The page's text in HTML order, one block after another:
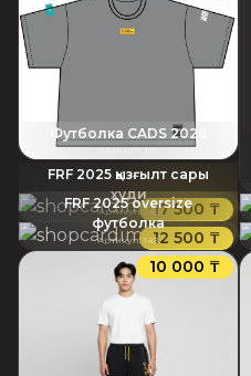
Футболка CADS 2026
Артикул:156
17 500 ₸
FRF 2025 қызғылт сары
худи
Артикул:145
12 500 ₸
FRF 2025 oversize
футболка
Артикул: 143
10 000 ₸